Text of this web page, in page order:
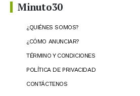
Minuto30
¿QUIÉNES SOMOS?
¿CÓMO ANUNCIAR?
TÉRMINO Y CONDICIONES
POLÍTICA DE PRIVACIDAD
CONTÁCTENOS